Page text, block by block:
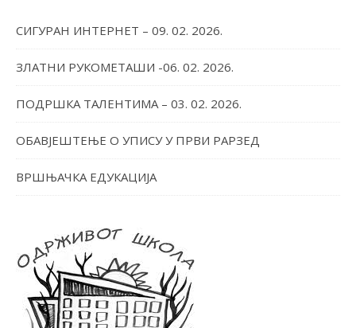
СИГУРАН ИНТЕРНЕТ – 09. 02. 2026.
ЗЛАТНИ РУКОМЕТАШИ -06. 02. 2026.
ПОДРШКА ТАЛЕНТИМА – 03. 02. 2026.
ОБАВЈЕШТЕЊЕ О УПИСУ У ПРВИ РАРЗЕД
ВРШЊАЧКА ЕДУКАЦИЈА